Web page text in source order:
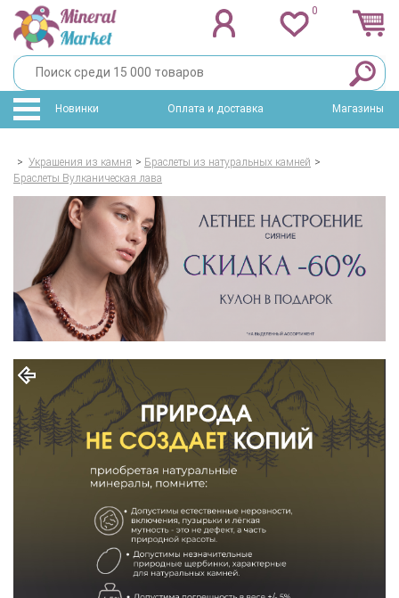
0
Новинки Оплата и доставка Магазины
> Украшения из камня > Браслеты из натуральных камней >
Браслеты Вулканическая лава